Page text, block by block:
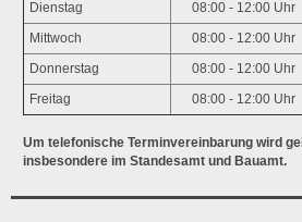
Dienstag 08:00 - 12:00 Uhr
Mittwoch 08:00 - 12:00 Uhr
Donnerstag 08:00 - 12:00 Uhr
Freitag 08:00 - 12:00 Uhr
Um telefonische Terminvereinbarung wird
insbesondere im Standesamt und Bauamt.